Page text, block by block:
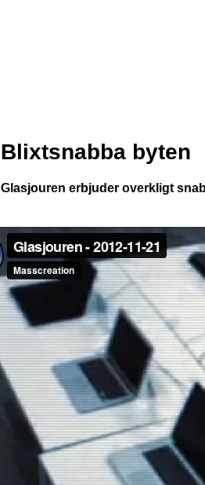
Blixtsnabba byten
Glasjouren erbjuder overkligt